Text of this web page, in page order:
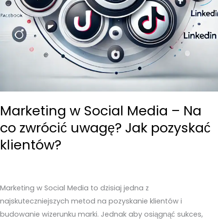
Marketing w Social Media – Na
co zwrócić uwagę? Jak pozyskać
klientów?
Marketing w Social Media to dzisiaj jedna z
najskuteczniejszych metod na pozyskanie klientów i
budowanie wizerunku marki. Jednak aby osiągnąć sukces,